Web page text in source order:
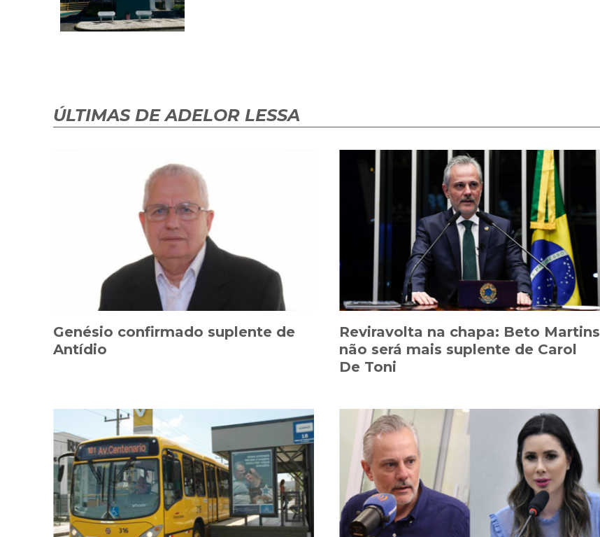
ÚLTIMAS DE ADELOR LESSA
Genésio confirmado suplente de
Antídio
Reviravolta na chapa: Beto Martins
não será mais suplente de Carol
De Toni